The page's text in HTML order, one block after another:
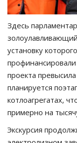
Здесь
установку
проекта
планируется
котлоагрегатах,
примерно на
Экскурсия